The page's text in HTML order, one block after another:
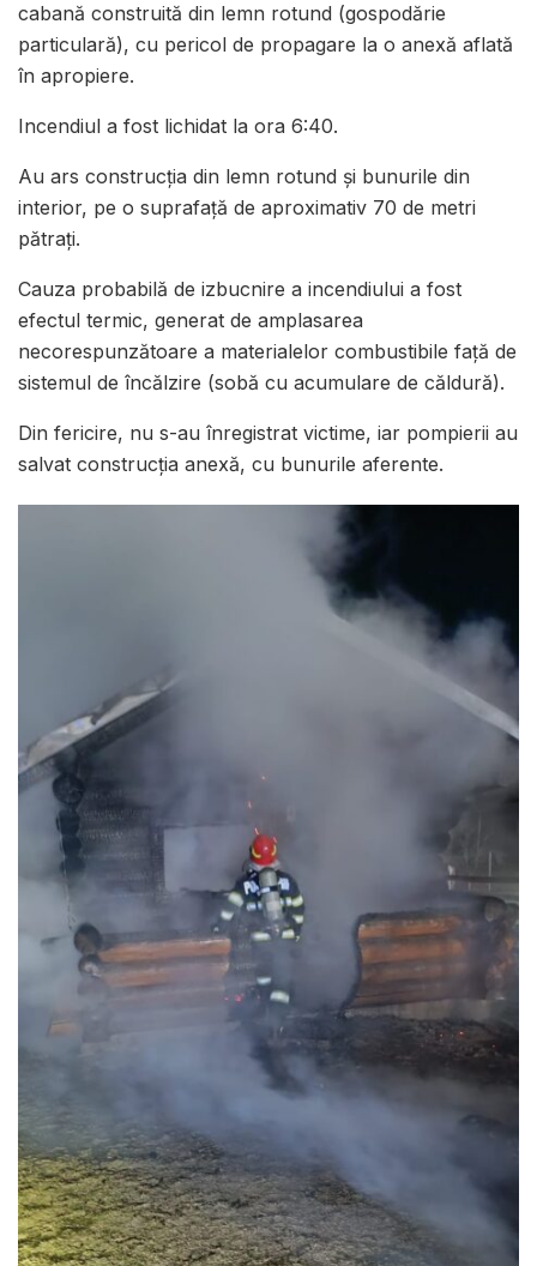
cabană construită din lemn rotund (gospodărie
particulară), cu pericol de propagare la o anexă aflată
în apropiere.
Incendiul a fost lichidat la ora 6:40.
Au ars construcția din lemn rotund și bunurile din
interior, pe o suprafață de aproximativ 70 de metri
pătrați.
Cauza probabilă de izbucnire a incendiului a fost
efectul termic, generat de amplasarea
necorespunzătoare a materialelor combustibile față de
sistemul de încălzire (sobă cu acumulare de căldură).
Din fericire, nu s-au înregistrat victime, iar pompierii au
salvat construcția anexă, cu bunurile aferente.